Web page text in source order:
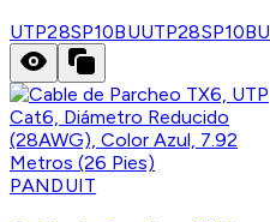
UTP28SP10BUUTP28SP10BU
PANDUIT